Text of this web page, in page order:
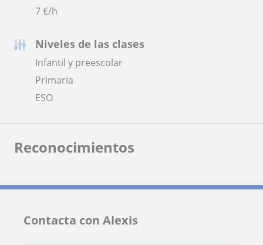
7€/h
Niveles de las clases
Infantil y preescolar
Primaria
ESO
Reconocimientos
Contacta con Alexis